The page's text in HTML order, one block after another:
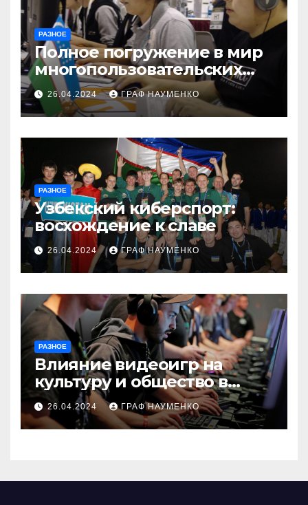
РАЗНОЕ
Полное погружение в мир
многопользовательских
онлайн-игр в Узбекистане
26.04.2024 ГРАФ НАУМЕНКО
РАЗНОЕ
Узбекский киберспорт:
восхождение к славе
26.04.2024 ГРАФ НАУМЕНКО
РАЗНОЕ
Влияние видеоигр на
культуру и общество в
Узбекистане
26.04.2024 ГРАФ НАУМЕНКО